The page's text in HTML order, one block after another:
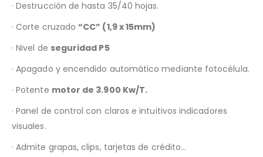
· Destrucción de hasta 35/40 hojas.
· Corte cruzado“CC” (1,9 x 15mm)
· Nivel de seguridad P5
· Apagado y encendido automático mediante fotocélula.
· Potente motor de 3.900 Kw/T.
· Panel de control con claros e intuitivos indicadores
visuales.
· Admite grapas, clips, tarjetas de crédito…